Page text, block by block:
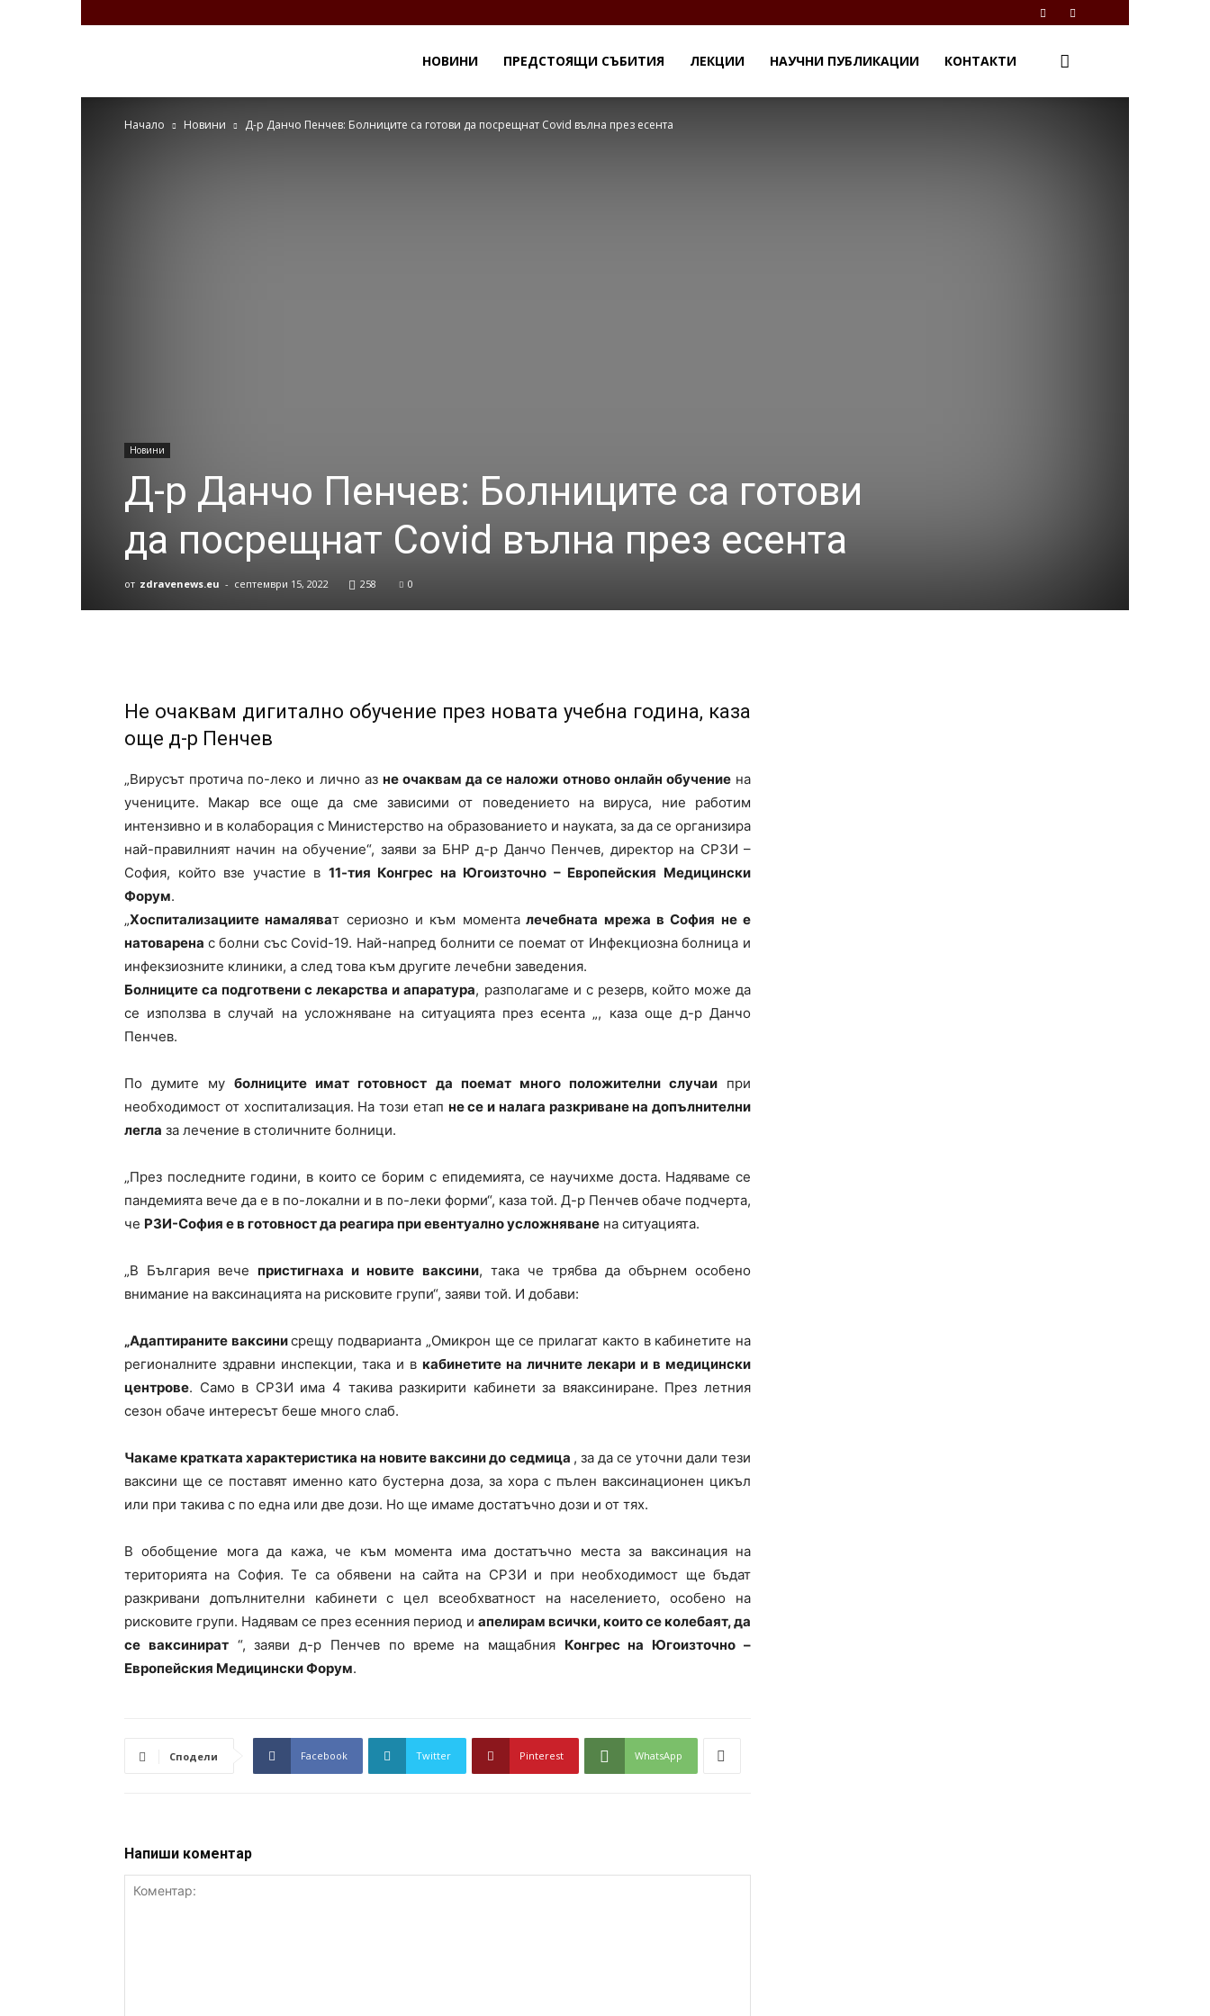
НОВИНИ ПРЕДСТОЯЩИ СЪБИТИЯ ЛЕКЦИИ НАУЧНИ ПУБЛИКАЦИИ КОНТАКТИ
Начало Новини Д-р Данчо Пенчев: Болниците са готови да посрещнат Covid вълна през есента
Новини
Д-р Данчо Пенчев: Болниците са готови
да посрещнат Covid вълна през есента
от zdravenews.eu - септември 15, 2022 258 0
Не очаквам дигитално обучение през новата учебна година, каза
още д-р Пенчев
„Вирусът протича по-леко и лично аз не очаквам да се наложи отново онлайн обучениена
учениците. Макар все още да сме зависими от поведението на вируса, ние работим
интензивно и в колаборация с Министерство на образованието и науката, за да се организира
най-правилният начин на обучение“, заяви за БНР д-р Данчо Пенчев, директор на СРЗИ –
София, който взе участие в 11-тия Конгрес на Югоизточно – Европейския Медицински
Форум.
„Хоспитализациите намаляват сериозно и към моменталечебната мрежа в София не е
натоварена с болни със Covid-19. Най-напред болнити се поемат от Инфекциозна болница и
инфекзиозните клиники, а след това към другите лечебни заведения.
Болниците са подготвени с лекарства и апаратура, разполагаме и с резерв, който може да
се използва в случай на усложняване на ситуацията през есента „, каза още д-р Данчо
Пенчев.
По думите муболниците имат готовност да поемат много положителни случаипри
необходимост от хоспитализация. На този етап не се и налага разкриване на допълнителни
легла за лечение в столичните болници.
„През последните години, в които се борим с епидемията, се научихме доста. Надяваме се
пандемията вече да е в по-локални и в по-леки форми“, каза той. Д-р Пенчев обаче подчерта,
че РЗИ-София е в готовност да реагира при евентуално усложняване на ситуацията.
„В България вечепристигнаха и новите ваксини, така че трябва да обърнем особено
внимание на ваксинацията на рисковите групи“, заяви той. И добави:
„Адаптираните ваксинисрещу подварианта „Омикрон ще се прилагат както в кабинетите на
регионалните здравни инспекции, така и в кабинетите на личните лекари и в медицински
центрове. Само в СРЗИ има 4 такива разкирити кабинети за вяаксиниране. През летния
сезон обаче интересът беше много слаб.
Чакаме кратката характеристика на новите ваксини до седмица , за да се уточни дали тези
ваксини ще се поставят именно като бустерна доза, за хора с пълен ваксинационен цикъл
или при такива с по една или две дози. Но ще имаме достатъчно дози и от тях.
В обобщение мога да кажа, че към момента има достатъчно места за ваксинация на
територията на София. Те са обявени на сайта на СРЗИ и при необходимост ще бъдат
разкривани допълнителни кабинети с цел всеобхватност на населението, особено на
рисковите групи. Надявам се през есенния период и апелирам всички, които се колебаят, да
се ваксинират“, заяви д-р Пенчев по време на мащабния Конгрес на Югоизточно –
Европейския Медицински Форум.
Сподели Facebook Twitter Pinterest WhatsApp
Напиши коментар